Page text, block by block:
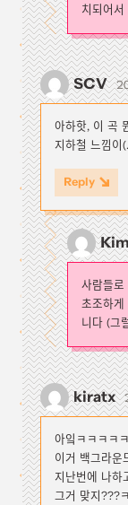
치되어
SCV
아하핫, 이 곡
지하철 느낌이
Reply
사람들
초조하게
니다 (그
kiratx
아잌ㅋㅋㅋㅋ
이거 백그라운
지난번에 나하
그거 맞지???